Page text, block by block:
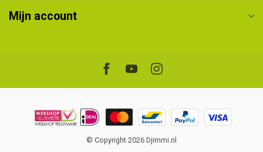
Mijn account
© Copyright 2026 Djimmi.nl